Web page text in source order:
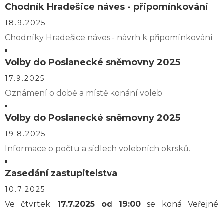
Chodník Hradešice náves - připomínkování
18.9.2025
Chodníky Hradešice náves - návrh k připomínkování
Volby do Poslanecké sněmovny 2025
17.9.2025
Oznámení o době a místě konání voleb
Volby do Poslanecké sněmovny 2025
19.8.2025
Informace o počtu a sídlech volebních okrsků.
Zasedání zastupitelstva
10.7.2025
Ve čtvrtek 17.7.2025 od 19:00 se koná Veřejné